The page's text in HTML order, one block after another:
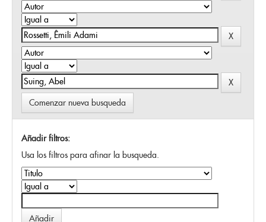
Comenzar nueva busqueda
Añadir filtros:
Usa los filtros para afinar la busqueda.